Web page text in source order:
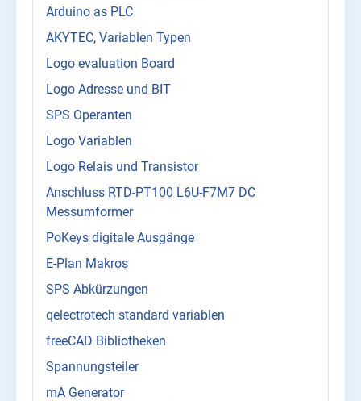
Arduino as PLC
AKYTEC, Variablen Typen
Logo evaluation Board
Logo Adresse und BIT
SPS Operanten
Logo Variablen
Logo Relais und Transistor
Anschluss RTD-PT100 L6U-F7M7 DC
Messumformer
PoKeys digitale Ausgänge
E-Plan Makros
SPS Abkürzungen
qelectrotech standard variablen
freeCAD Bibliotheken
Spannungsteiler
mA Generator